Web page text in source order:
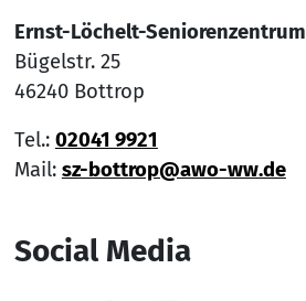
Ernst-Löchelt-Seniorenzentrum
Bügelstr. 25
46240 Bottrop
Tel.: 02041 9921
Mail: sz-bottrop@awo-ww.de
Social Media